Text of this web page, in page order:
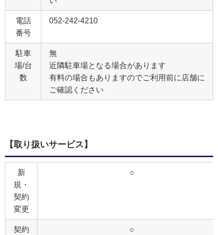
電話
番号
052-242-4210
駐車
場/台
数
無
近隣駐車場となる場合があります
有料の場合もありますのでご利用前に店舗に
ご確認ください
【取り扱いサービス】
新
規・
契約
変更
○
契約
○